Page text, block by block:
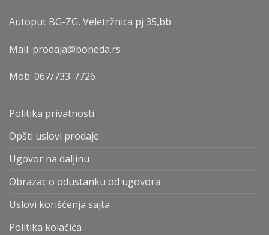
Autoput BG-ZG, Veletržnica pj 35,bb
Mail: prodaja@boneda.rs
Mob: 067/733-7726
Politika privatnosti
Opšti uslovi prodaje
Ugovor na daljinu
Obrazac o odustanku od ugovora
Uslovi korišćenja sajta
Politika kolačića